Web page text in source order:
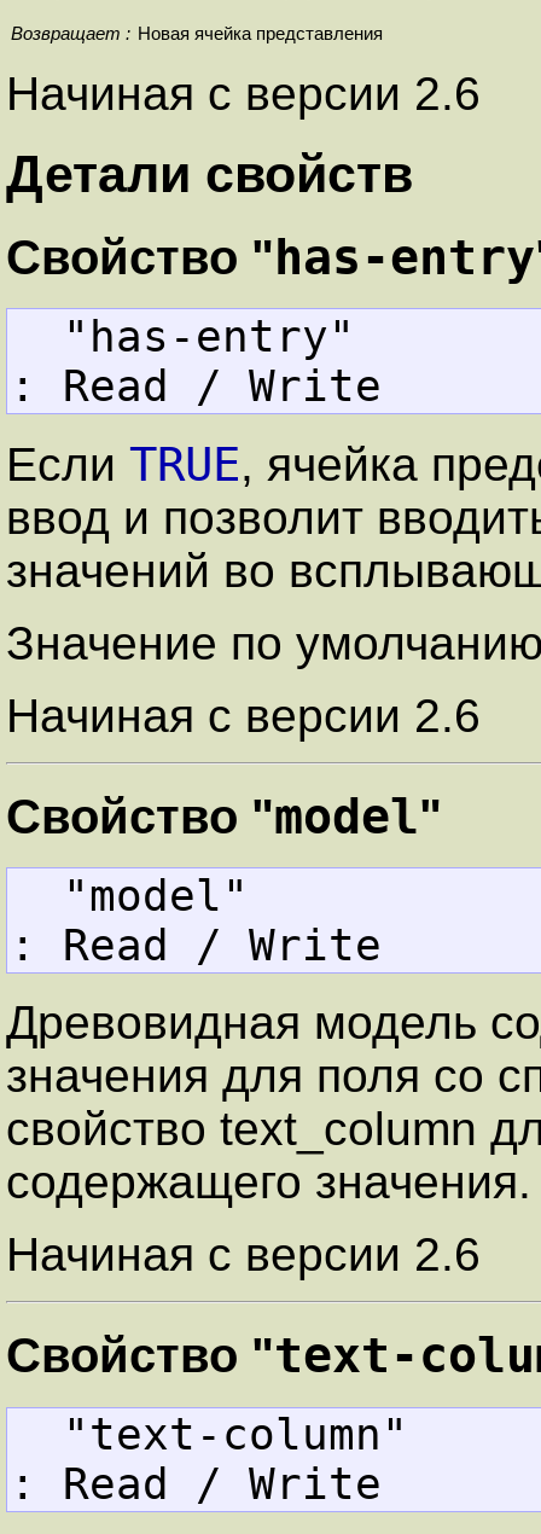
Возвращает : Новая ячейка представления
Начиная с версии 2.6
Детали свойств
Свойство "has-entry
"has-
: Read / Write
Если TRUE, ячейка
ввод и позволит
значений во
Значение по
Начиная с версии 2.6
Свойство "model"
: Read / Write
Древовидная модель
значения для поля со
свойство text_column
содержащего значения.
Начиная с версии 2.6
Свойство "text-
"text-
: Read / Write